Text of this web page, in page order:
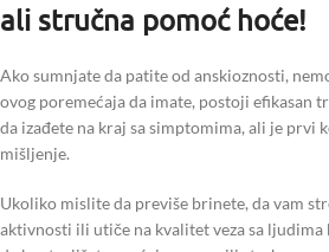
ali stručna pomoć hoće!
Ako sumnjate da patite od anskioznosti,
ovog poremećaja da imate, postoji efikasan
da izađete na kraj sa simptomima, ali je prvi
mišljenje.
Ukoliko mislite da previše brinete, da vam
aktivnosti ili utiče na kvalitet veza sa ljudima